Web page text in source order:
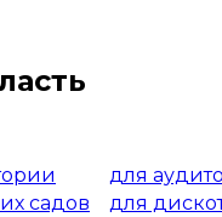
для
садов
для